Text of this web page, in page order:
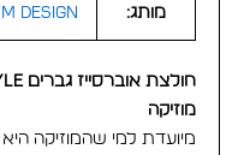
מותג: Design
חולצת אוברסייז גברים DJ Lifestyle –
מוזיקה
מיועדת למי שהמוזיקה